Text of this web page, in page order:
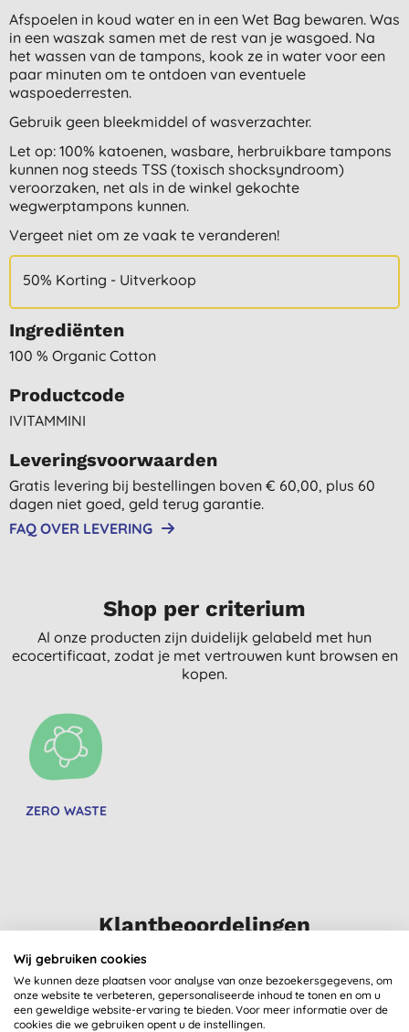
Afspoelen in koud water en in een Wet Bag bewaren. Was
in een waszak samen met de rest van je wasgoed. Na
het wassen van de tampons, kook ze in water voor een
paar minuten om te ontdoen van eventuele
waspoederresten.
Gebruik geen bleekmiddel of wasverzachter.
Let op: 100% katoenen, wasbare, herbruikbare tampons
kunnen nog steeds TSS (toxisch shocksyndroom)
veroorzaken, net als in de winkel gekochte
wegwerptampons kunnen.
Vergeet niet om ze vaak te veranderen!
50% Korting - Uitverkoop
Ingrediënten
100 % Organic Cotton
Productcode
IVITAMMINI
Leveringsvoorwaarden
Gratis levering bij bestellingen boven € 60,00, plus 60
dagen niet goed, geld terug garantie.
FAQ OVER LEVERING
Shop per criterium
Al onze producten zijn duidelijk gelabeld met hun
ecocertificaat, zodat je met vertrouwen kunt browsen en
kopen.
ZERO WASTE
Klantbeoordelingen
Zijn iets kleiner dan dat ik had verwacht. Maar doet wat het
moet doen.
Wij gebruiken cookies
We kunnen deze plaatsen voor analyse van onze bezoekersgegevens, om
onze website te verbeteren, gepersonaliseerde inhoud te tonen en om u
een geweldige website-ervaring te bieden. Voor meer informatie over de
cookies die we gebruiken opent u de instellingen.